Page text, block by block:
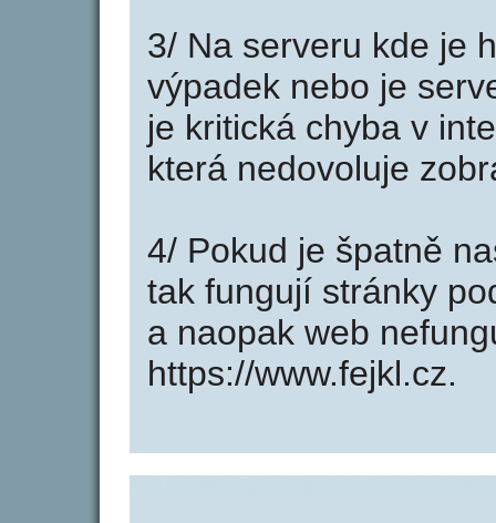
3/ Na serveru kde je
výpadek nebo je
je kritická chyba v
která nedovoluje
4/ Pokud je špatně
tak fungují stránky
a naopak web
https://www.fejkl.cz.